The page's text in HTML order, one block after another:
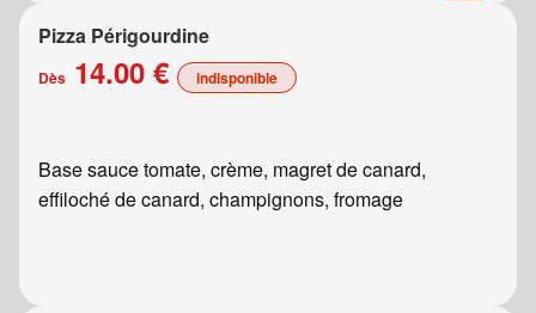
Pizza Périgourdine
Dès 14.00 € indisponible
Base sauce tomate, crème, magret de canard,
effiloché de canard, champignons, fromage